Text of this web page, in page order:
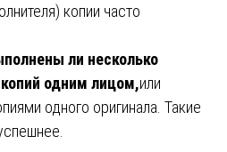
копии часто
ли несколько
одним лицом,или
одного оригинала. Такие